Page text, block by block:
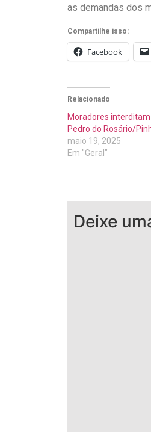
as demandas dos
Compartilhe isso:
Facebook
Relacionado
Moradores
Pedro do Rosário/
maio 19, 2025
Em "Geral"
Deixe